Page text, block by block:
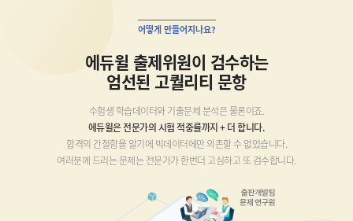
어떻게 만들어지나요?
에듀윌 출제위원이 검수하는
엄선된 고퀄리티 문항
수험생 학습데이터와 기출문제 분석은 물론이죠.
에듀윌은 전문가의 시험 적중률까지 + 더 합니다.
합격의 간절함을 알기에 빅데이터에만 의존할 수 없었습니다.
여러분께 드리는 문제는 전문가가 한번더 고심하고 또 검수합니다.